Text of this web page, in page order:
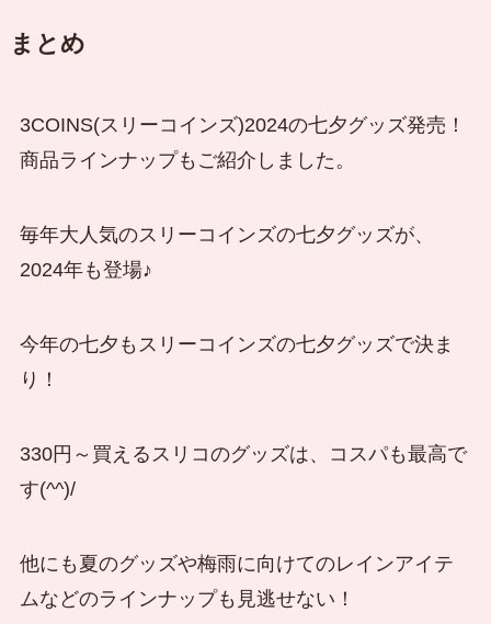
まとめ
3COINS(スリーコインズ)2024の七夕グッズ発売！
商品ラインナップもご紹介しました。
毎年大人気のスリーコインズの七夕グッズが、
2024年も登場♪
今年の七夕もスリーコインズの七夕グッズで決ま
り！
330円～買えるスリコのグッズは、コスパも最高で
す(^^)/
他にも夏のグッズや梅雨に向けてのレインアイテ
ムなどのラインナップも見逃せない！